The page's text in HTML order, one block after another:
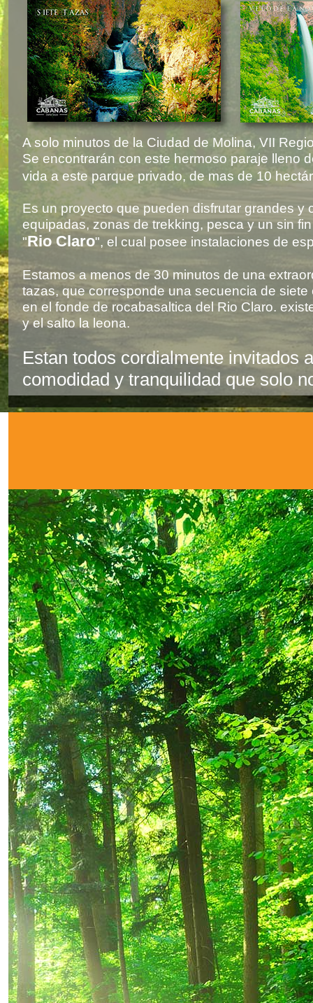
A solo minutos de la Ciudad de Molina, VII
Se encontrarán con este hermoso paraje lleno
vida a este parque privado, de mas de 10
Es un proyecto que pueden disfrutar grandes
equipadas, zonas de trekking, pesca y un sin
"Rio Claro", el cual posee instalaciones de
Estamos a menos de 30 minutos de una
tazas, que corresponde una secuencia de
en el fonde de rocabasaltica del Rio Claro.
y el salto la leona.
Estan todos cordialmente invitados
comodidad y tranquilidad que solo